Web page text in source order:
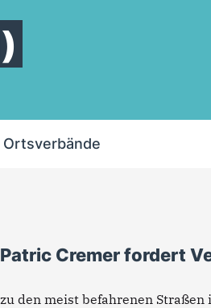
Ortsverbände
Cremer fordert
den meist befahrenen